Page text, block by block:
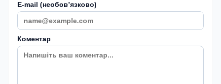
E-mail (необовʼязково)
Коментар